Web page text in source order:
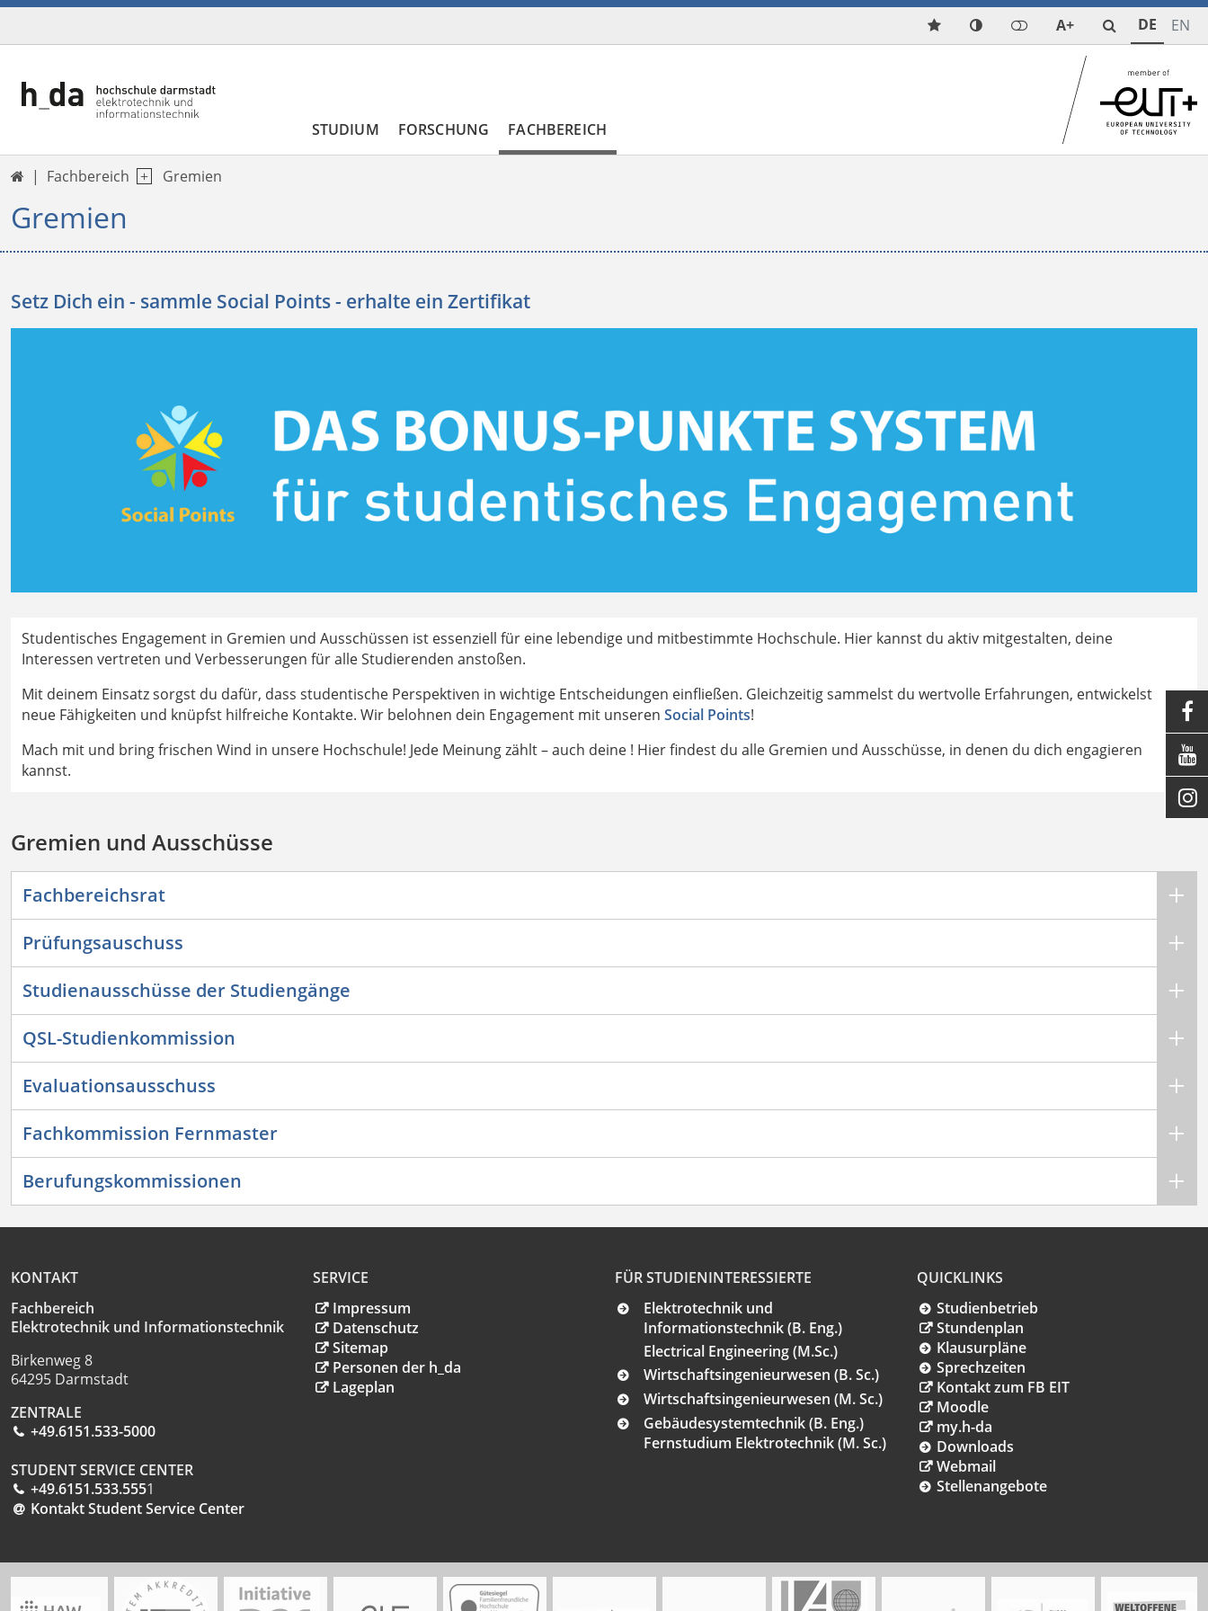
A+ DE EN
STUDIUM FORSCHUNG FACHBEREICH
 Fachbereich Gremien
Gremien
Setz Dich ein - sammle Social Points - erhalte ein Zertifikat
Studentisches Engagement in Gremien und Ausschüssen ist essenziell für eine lebendige und mitbestimmte Hochschule. Hier kannst du aktiv mitgestalten, deine
Interessen vertreten und Verbesserungen für alle Studierenden anstoßen.
Mit deinem Einsatz sorgst du dafür, dass studentische Perspektiven in wichtige Entscheidungen einfließen. Gleichzeitig sammelst du wertvolle Erfahrungen, entwickelst
neue Fähigkeiten und knüpfst hilfreiche Kontakte. Wir belohnen dein Engagement mit unseren Social Points!
Mach mit und bring frischen Wind in unsere Hochschule! Jede Meinung zählt – auch deine ! Hier findest du alle Gremien und Ausschüsse, in denen du dich engagieren
kannst.
Gremien und Ausschüsse
Fachbereichsrat
Prüfungsauschuss
Studienausschüsse der Studiengänge
QSL-Studienkommission
Evaluationsausschuss
Fachkommission Fernmaster
Berufungskommissionen
KONTAKT
Fachbereich
Elektrotechnik und Informationstechnik
Birkenweg 8
64295 Darmstadt
ZENTRALE
+49.6151.533-5000
STUDENT SERVICE CENTER
+49.6151.533.5551
Kontakt Student Service Center
SERVICE
Impressum
Datenschutz
Sitemap
Personen der h_da
Lageplan
FÜR STUDIENINTERESSIERTE
Elektrotechnik und
Informationstechnik (B. Eng.)
Electrical Engineering (M.Sc.)
Wirtschaftsingenieurwesen (B. Sc.)
Wirtschaftsingenieurwesen (M. Sc.)
Gebäudesystemtechnik (B. Eng.)
Fernstudium Elektrotechnik (M. Sc.)
QUICKLINKS
Studienbetrieb
Stundenplan
Klausurpläne
Sprechzeiten
Kontakt zum FB EIT
Moodle
my.h-da
Downloads
Webmail
Stellenangebote


